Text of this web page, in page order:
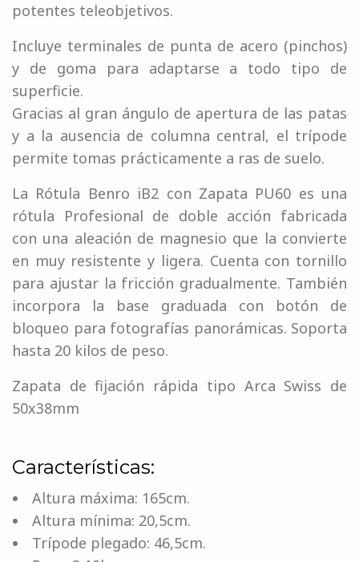
potentes teleobjetivos.
Incluye terminales de punta de acero (pinchos)
y de goma para adaptarse a todo tipo de
superficie.
Gracias al gran ángulo de apertura de las patas
y a la ausencia de columna central, el trípode
permite tomas prácticamente a ras de suelo.
La Rótula Benro iB2 con Zapata PU60 es una
rótula Profesional de doble acción fabricada
con una aleación de magnesio que la convierte
en muy resistente y ligera. Cuenta con tornillo
para ajustar la fricción gradualmente. También
incorpora la base graduada con botón de
bloqueo para fotografías panorámicas. Soporta
hasta 20 kilos de peso.
Zapata de fijación rápida tipo Arca Swiss de
50x38mm
Características:
Altura máxima: 165cm.
Altura mínima: 20,5cm.
Trípode plegado: 46,5cm.